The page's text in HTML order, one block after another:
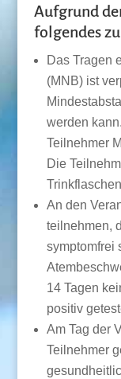
Aufgrund
folgendes
Das Tragen
(MNB) ist
werden
Teilnehmer
Die
An den
teilnehmen,
symptomfrei
14 Tagen
positiv
Am Tag der
Teilnehmer